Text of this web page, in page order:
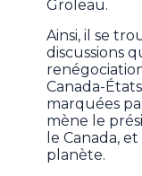
Groleau.
Ainsi, il se
discussions
Canada-
marquées
mène le
le Canada,
planète.